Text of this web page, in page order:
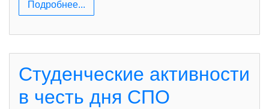
Подробнее...
Студенческие активности
в честь дня СПО